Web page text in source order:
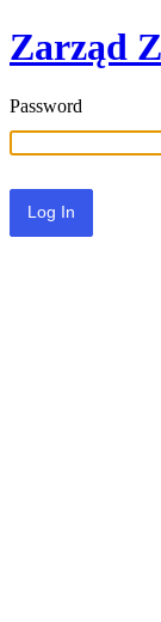
Zarząd
Password